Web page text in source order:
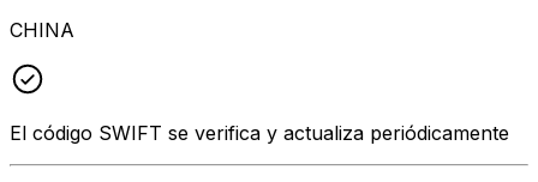
CHINA
El código SWIFT se verifica y actualiza periódicamente